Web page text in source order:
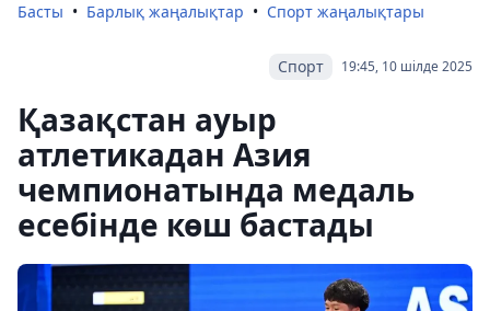
Басты Барлық жаңалықтар Спорт жаңалықтары
19:45, 10 шілде 2025
Спорт
Қазақстан ауыр
атлетикадан Азия
чемпионатында медаль
есебінде көш бастады